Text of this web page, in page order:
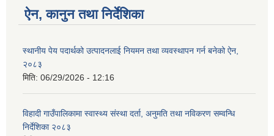
ऐन, कानुन तथा निर्देशिका
स्थानीय पेय पदार्थको उत्पादनलाई नियमन तथा व्यवस्थापन गर्न बनेको ऐन,
२०८३
मिति: 06/29/2026 - 12:16
विहादी गाउँपालिकामा स्वास्थ्य संस्था दर्ता, अनुमति तथा नविकरण सम्वन्धि
निर्देशिका २०८३